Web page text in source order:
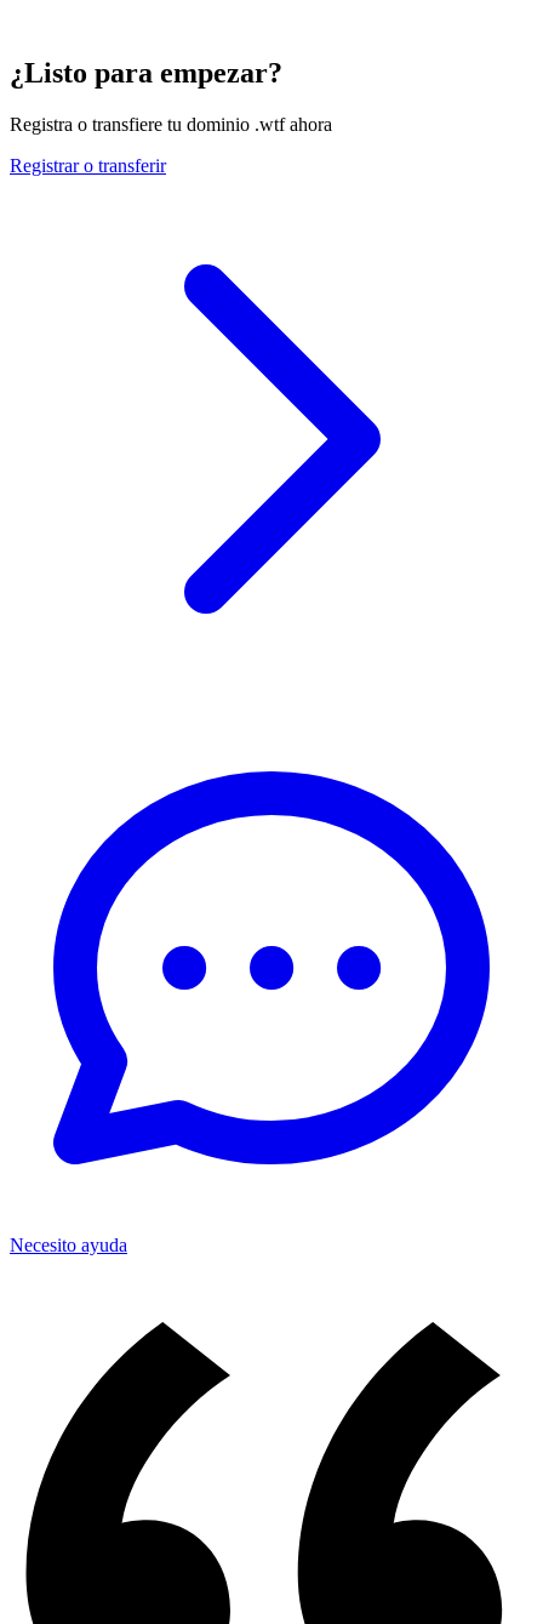
¿Listo para empezar?
Registra o transfiere tu dominio .wtf ahora
Registrar o transferir
Necesito ayuda